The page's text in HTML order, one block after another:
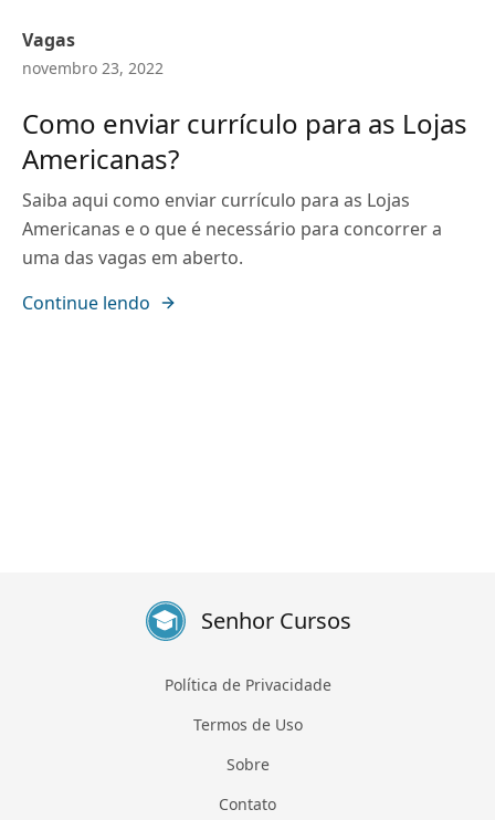
Vagas
novembro 23, 2022
Como enviar currículo para as Lojas
Americanas?
Saiba aqui como enviar currículo para as Lojas
Americanas e o que é necessário para concorrer a
uma das vagas em aberto.
Continue lendo
Senhor Cursos
Política de Privacidade
Termos de Uso
Sobre
Contato